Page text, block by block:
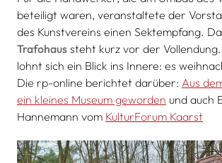
beteiligt waren, veranstaltete der
des Kunstvereins einen Sektempfang.
Trafohaus steht kurz vor der
lohnt sich ein Blick ins Innere: es
Die rp-online berichtet darüber: Aus
ein kleines Museum geworden und auch
Hannemann vom KulturForum Kaarst